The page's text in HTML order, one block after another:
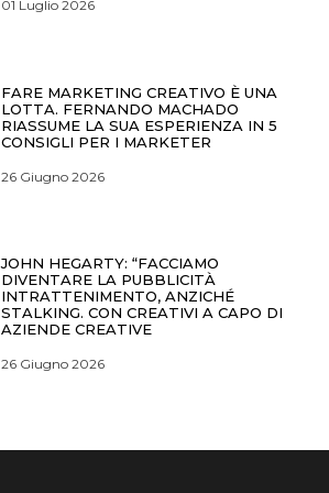
01 Luglio 2026
FARE MARKETING CREATIVO È UNA
LOTTA. FERNANDO MACHADO
RIASSUME LA SUA ESPERIENZA IN 5
CONSIGLI PER I MARKETER
26 Giugno 2026
JOHN HEGARTY: “FACCIAMO
DIVENTARE LA PUBBLICITÀ
INTRATTENIMENTO, ANZICHÉ
STALKING. CON CREATIVI A CAPO DI
AZIENDE CREATIVE
26 Giugno 2026